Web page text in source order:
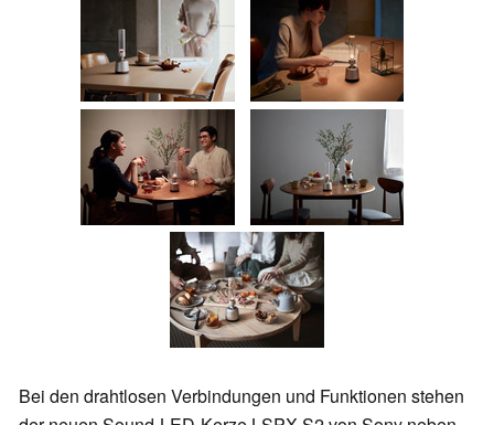
Bei den drahtlosen Verbindungen und Funktionen stehen